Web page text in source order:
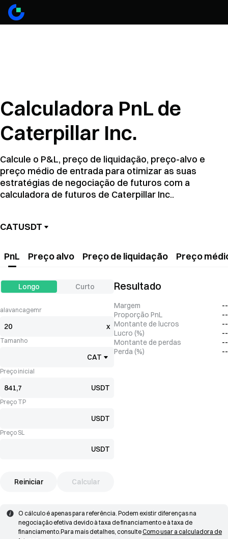
Calculadora PnL de
Caterpillar Inc.
Calcule o P&L, preço de liquidação, preço-alvo e
preço médio de entrada para otimizar as suas
estratégias de negociação de futuros com a
calculadora de futuros de Caterpillar Inc..
CATUSDT
PnL Preço alvo Preço de liquidação Preço
Longo Curto
alavancagemr
x
Tamanho
CAT
Preço inicial
USDT
Preço TP
USDT
Preço SL
USDT
Reiniciar Calcular
Resultado
Margem
--
Proporção PnL
--
Montante de lucros
--
Lucro (%)
--
Montante de perdas
--
Perda (%)
--
O cálculo é apenas para referência. Podem existir diferenças na
negociação efetiva devido à taxa de financiamento e à taxa de
financiamento.Para mais detalhes, consulte Como usar a calculadora de